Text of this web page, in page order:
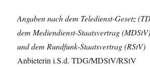
Angaben nach dem Teledienst-Gesetz
dem Mediendienst-Staatsvertrag (MDStV)
und dem Rundfunk-Staatsvertrag (RStV)
Anbieterin i.S.d. TDG/MDStV/RStV